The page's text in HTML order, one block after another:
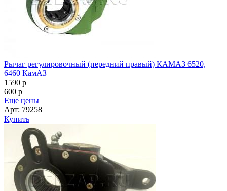
Рычаг регулировочный (передний правый) КАМАЗ 6520,
6460 КамАЗ
1590 p
600 p
Еще цены
Арт: 79258
Купить